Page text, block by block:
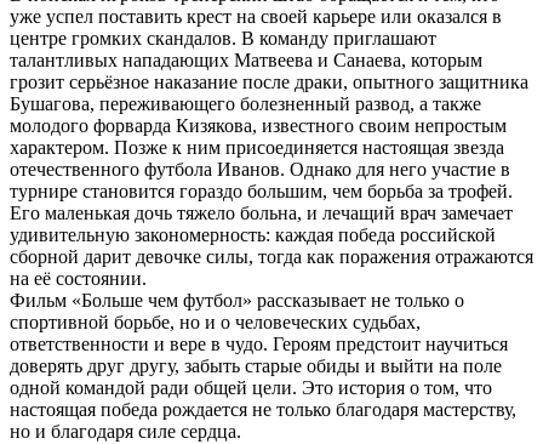
уже успел поставить крест на своей карьере или оказался в
центре громких скандалов. В команду приглашают
талантливых нападающих Матвеева и Санаева, которым
грозит серьёзное наказание после драки, опытного защитника
Бушагова, переживающего болезненный развод, а также
молодого форварда Кизякова, известного своим непростым
характером. Позже к ним присоединяется настоящая звезда
отечественного футбола Иванов. Однако для него участие в
турнире становится гораздо большим, чем борьба за трофей.
Его маленькая дочь тяжело больна, и лечащий врач замечает
удивительную закономерность: каждая победа российской
сборной дарит девочке силы, тогда как поражения отражаются
на её состоянии.
Фильм «Больше чем футбол» рассказывает не только о
спортивной борьбе, но и о человеческих судьбах,
ответственности и вере в чудо. Героям предстоит научиться
доверять друг другу, забыть старые обиды и выйти на поле
одной командой ради общей цели. Это история о том, что
настоящая победа рождается не только благодаря мастерству,
но и благодаря силе сердца.